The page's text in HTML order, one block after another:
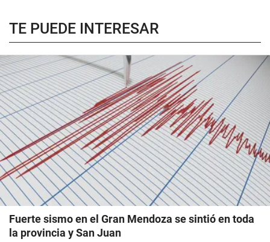
TE PUEDE INTERESAR
Fuerte sismo en el Gran Mendoza se sintió en toda
la provincia y San Juan